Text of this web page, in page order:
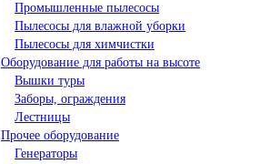
Промышленные пылесосы
Пылесосы для влажной уборки
Пылесосы для химчистки
Оборудование для работы на высоте
Вышки туры
Заборы, ограждения
Лестницы
Прочее оборудование
Генераторы